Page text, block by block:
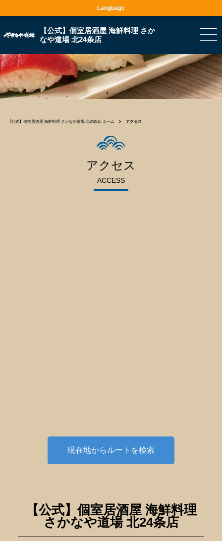
【公式】個室居酒屋 海鮮料理 さか
なや道場 北24条店
【公式】個室居酒屋 海鮮料理 さかなや道場 北24条店 ホーム アクセス
アクセス
ACCESS
現在地からルートを検索
【公式】個室居酒屋 海鮮料理
さかなや道場 北24条店
Language